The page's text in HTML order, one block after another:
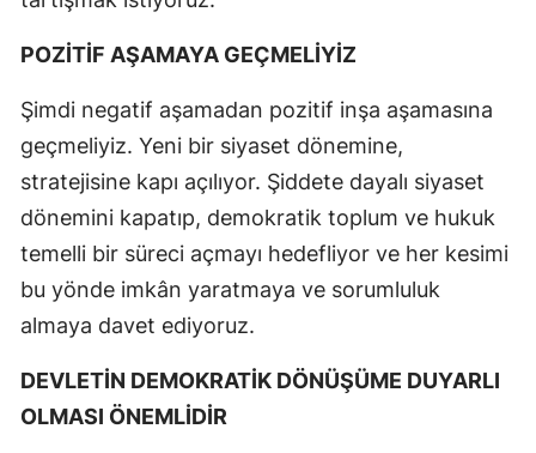
POZİTİF AŞAMAYA GEÇMELİYİZ
Şimdi negatif aşamadan pozitif inşa aşamasına
geçmeliyiz. Yeni bir siyaset dönemine,
stratejisine kapı açılıyor. Şiddete dayalı siyaset
dönemini kapatıp, demokratik toplum ve hukuk
temelli bir süreci açmayı hedefliyor ve her kesimi
bu yönde imkân yaratmaya ve sorumluluk
almaya davet ediyoruz.
DEVLETİN DEMOKRATİK DÖNÜŞÜME DUYARLI
OLMASI ÖNEMLİDİR